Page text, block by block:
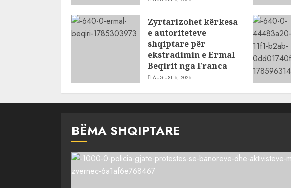
Zyrtarizohet kërkesa
e autoriteteve
shqiptare për
ekstradimin e Ermal
Beqirit nga Franca
AUGUST 6, 2026
BËMA SHQIPTARE